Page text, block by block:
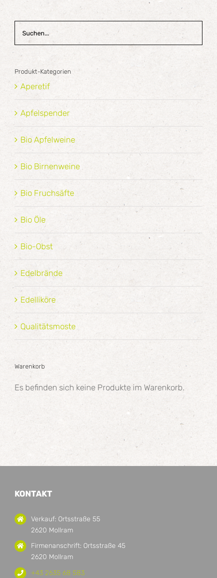
Produkt-Kategorien
Aperetif
Apfelspender
Bio Apfelweine
Bio Birnenweine
Bio Fruchsäfte
Bio Öle
Bio-Obst
Edelbrände
Edelliköre
Qualitätsmoste
Warenkorb
Es befinden sich keine Produkte im Warenkorb.
KONTAKT
Verkauf: Ortsstraße 55
2620 Mollram
Firmenanschrift: Ortsstraße 45
2620 Mollram
+43 2635 68 583